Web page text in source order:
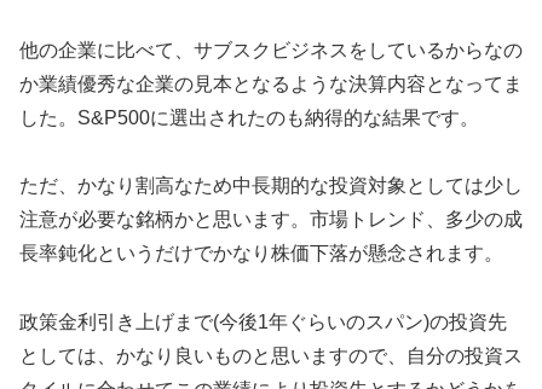
他の企業に比べて、サブスクビジネスをしているからなの
か業績優秀な企業の見本となるような決算内容となってま
した。S&P500に選出されたのも納得的な結果です。
ただ、かなり割高なため中長期的な投資対象としては少し
注意が必要な銘柄かと思います。市場トレンド、多少の成
長率鈍化というだけでかなり株価下落が懸念されます。
政策金利引き上げまで(今後1年ぐらいのスパン)の投資先
としては、かなり良いものと思いますので、自分の投資ス